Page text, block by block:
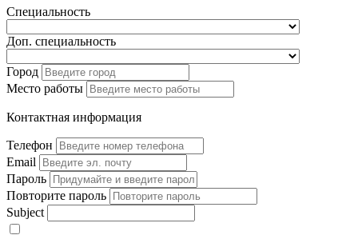
Специальность
Доп. специальность
Город
Место работы
Контактная информация
Телефон
Email
Пароль
Повторите пароль
Subject